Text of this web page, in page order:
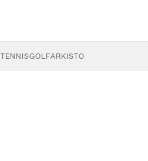
TENNISGOLFARKISTO